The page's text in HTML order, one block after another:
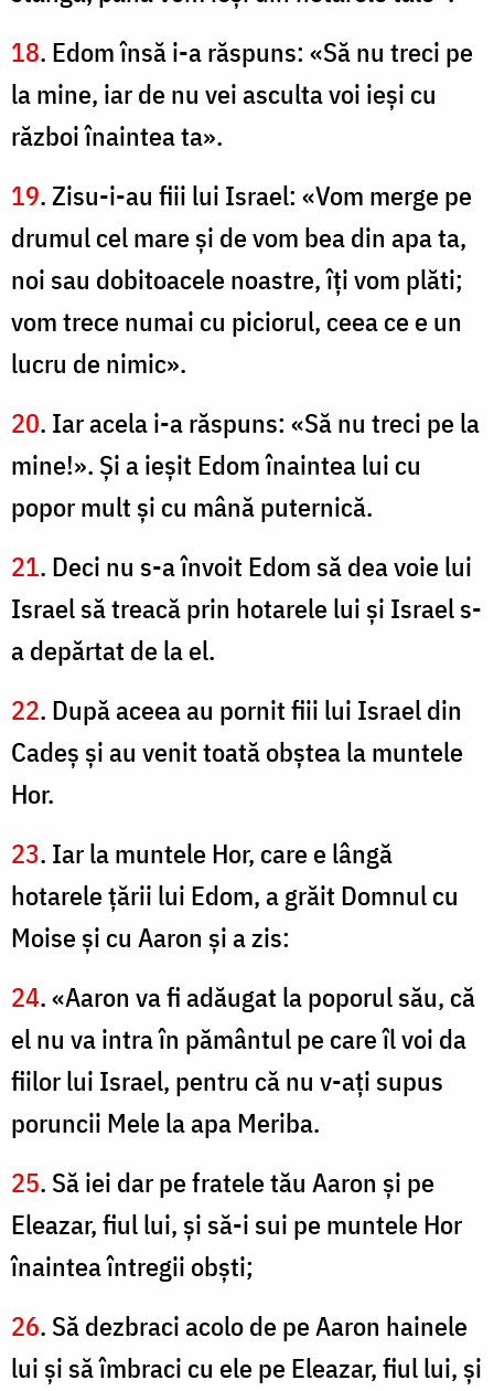
18. Edom însă i-a răspuns: «Să nu treci pe
la mine, iar de nu vei asculta voi ieşi cu
război înaintea ta».
19. Zisu-i-au fiii lui Israel: «Vom merge pe
drumul cel mare şi de vom bea din apa ta,
noi sau dobitoacele noastre, îţi vom plăti;
vom trece numai cu piciorul, ceea ce e un
lucru de nimic».
20. Iar acela i-a răspuns: «Să nu treci pe la
mine!». Şi a ieşit Edom înaintea lui cu
popor mult şi cu mână puternică.
21. Deci nu s-a învoit Edom să dea voie lui
Israel să treacă prin hotarele lui şi Israel s-
a depărtat de la el.
22. După aceea au pornit fiii lui Israel din
Cadeş şi au venit toată obştea la muntele
Hor.
23. Iar la muntele Hor, care e lângă
hotarele ţării lui Edom, a grăit Domnul cu
Moise şi cu Aaron şi a zis:
24. «Aaron va fi adăugat la poporul său, că
el nu va intra în pământul pe care îl voi da
fiilor lui Israel, pentru că nu v-aţi supus
poruncii Mele la apa Meriba.
25. Să iei dar pe fratele tău Aaron şi pe
Eleazar, fiul lui, şi să-i sui pe muntele Hor
înaintea întregii obşti;
26. Să dezbraci acolo de pe Aaron hainele
lui şi să îmbraci cu ele pe Eleazar, fiul lui, şi